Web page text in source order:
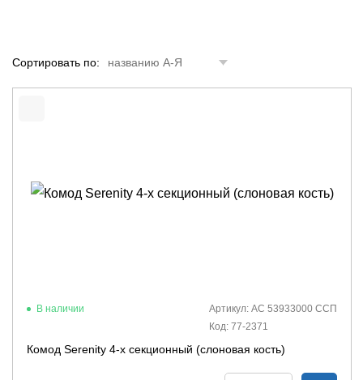
Сортировать по: названию А-Я
В наличии
Артикул: АС 53933000 ССП
Код: 77-2371
Комод Serenity 4-х секционный (слоновая кость)